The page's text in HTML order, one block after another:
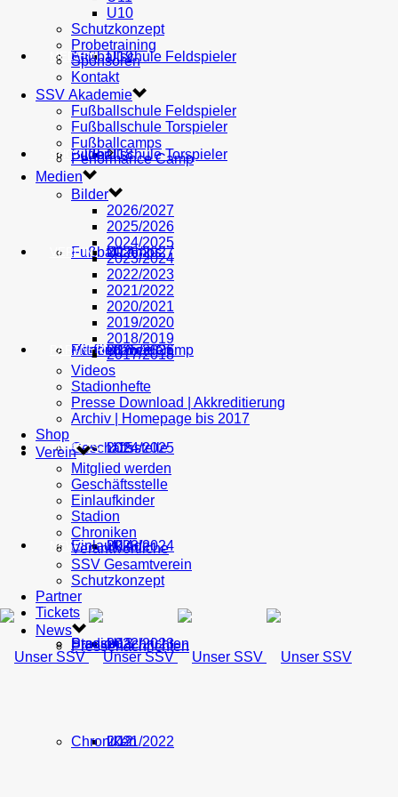
AH U19
U18
U17
U16
U15
U14
U13
U12
Fußballschule Feldspieler
Fußballschule Torspieler
Fußballcamps
Performance Camp
MEDIEN
Bilder
2026/2027
2025/2026
2024/2025
2023/2024
2022/2023
2021/2022
SHOP
VEREIN
Mitglied werden
Geschäftsstelle
Einlaufkinder
Stadion
Chroniken
PARTNER
TICKETS
NEWS
Pressenachrichten
U10
Schutzkonzept
Probetraining
Sponsoren
Kontakt
SSV Akademie
Fußballschule Feldspieler
Fußballschule Torspieler
Fußballcamps
Performance Camp
Medien
Bilder
2026/2027
2025/2026
2024/2025
2023/2024
2022/2023
2021/2022
2020/2021
2019/2020
2018/2019
2017/2018
Videos
Stadionhefte
Presse Download | Akkreditierung
Archiv | Homepage bis 2017
Shop
Verein
Mitglied werden
Geschäftsstelle
Einlaufkinder
Stadion
Chroniken
Verantwortliche
SSV Gesamtverein
Schutzkonzept
Partner
Tickets
News
Pressenachrichten